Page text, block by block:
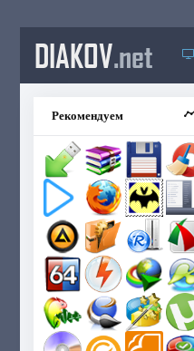
DIAKOV.net
Рекомендуем